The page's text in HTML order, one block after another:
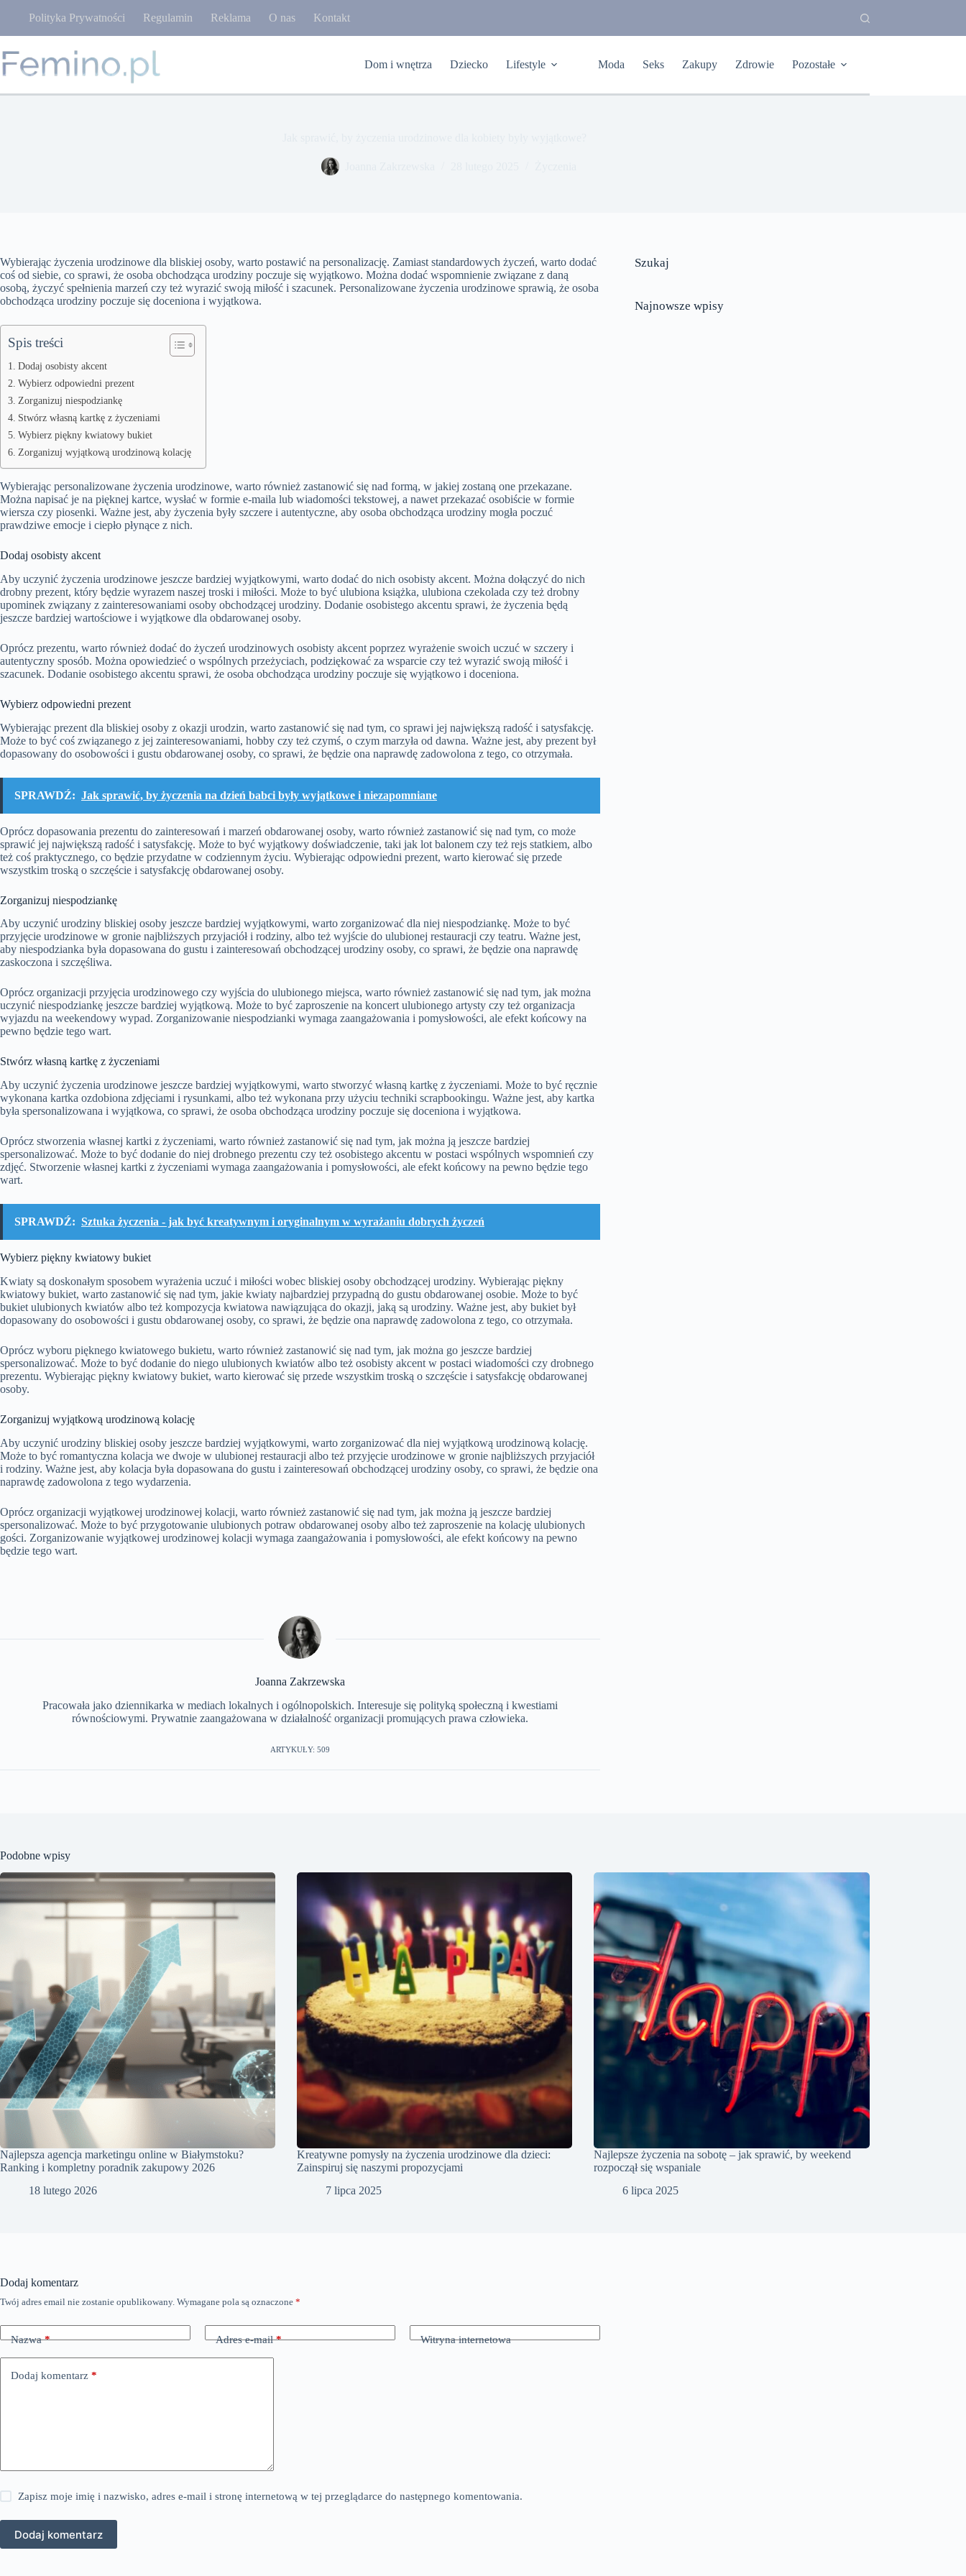
Polityka Prywatności Regulamin Reklama O nas Kontakt
Dom i wnętrza Dziecko Lifestyle Moda Seks Zakupy Zdrowie Pozostałe
Wybierając życzenia urodzinowe dla bliskiej osoby, warto postawić na personalizację. Zamiast standardowych życzeń, warto dodać
coś od siebie, co sprawi, że osoba obchodząca urodziny poczuje się wyjątkowo. Można dodać wspomnienie związane z daną
osobą, życzyć spełnienia marzeń czy też wyrazić swoją miłość i szacunek. Personalizowane życzenia urodzinowe sprawią, że osoba
obchodząca urodziny poczuje się doceniona i wyjątkowa.
Spis treści
Dodaj osobisty akcent
Wybierz odpowiedni prezent
Zorganizuj niespodziankę
Stwórz własną kartkę z życzeniami
Wybierz piękny kwiatowy bukiet
Zorganizuj wyjątkową urodzinową kolację
Wybierając personalizowane życzenia urodzinowe, warto również zastanowić się nad formą, w jakiej zostaną one przekazane.
Można napisać je na pięknej kartce, wysłać w formie e-maila lub wiadomości tekstowej, a nawet przekazać osobiście w formie
wiersza czy piosenki. Ważne jest, aby życzenia były szczere i autentyczne, aby osoba obchodząca urodziny mogła poczuć
prawdziwe emocje i ciepło płynące z nich.
Dodaj osobisty akcent
Aby uczynić życzenia urodzinowe jeszcze bardziej wyjątkowymi, warto dodać do nich osobisty akcent. Można dołączyć do nich
drobny prezent, który będzie wyrazem naszej troski i miłości. Może to być ulubiona książka, ulubiona czekolada czy też drobny
upominek związany z zainteresowaniami osoby obchodzącej urodziny. Dodanie osobistego akcentu sprawi, że życzenia będą
jeszcze bardziej wartościowe i wyjątkowe dla obdarowanej osoby.
Oprócz prezentu, warto również dodać do życzeń urodzinowych osobisty akcent poprzez wyrażenie swoich uczuć w szczery i
autentyczny sposób. Można opowiedzieć o wspólnych przeżyciach, podziękować za wsparcie czy też wyrazić swoją miłość i
szacunek. Dodanie osobistego akcentu sprawi, że osoba obchodząca urodziny poczuje się wyjątkowo i doceniona.
Wybierz odpowiedni prezent
Wybierając prezent dla bliskiej osoby z okazji urodzin, warto zastanowić się nad tym, co sprawi jej największą radość i satysfakcję.
Może to być coś związanego z jej zainteresowaniami, hobby czy też czymś, o czym marzyła od dawna. Ważne jest, aby prezent był
dopasowany do osobowości i gustu obdarowanej osoby, co sprawi, że będzie ona naprawdę zadowolona z tego, co otrzymała.
SPRAWDŹ: Jak sprawić, by życzenia na dzień babci były wyjątkowe i niezapomniane
Oprócz dopasowania prezentu do zainteresowań i marzeń obdarowanej osoby, warto również zastanowić się nad tym, co może
sprawić jej największą radość i satysfakcję. Może to być wyjątkowy doświadczenie, taki jak lot balonem czy też rejs statkiem, albo
też coś praktycznego, co będzie przydatne w codziennym życiu. Wybierając odpowiedni prezent, warto kierować się przede
wszystkim troską o szczęście i satysfakcję obdarowanej osoby.
Zorganizuj niespodziankę
Aby uczynić urodziny bliskiej osoby jeszcze bardziej wyjątkowymi, warto zorganizować dla niej niespodziankę. Może to być
przyjęcie urodzinowe w gronie najbliższych przyjaciół i rodziny, albo też wyjście do ulubionej restauracji czy teatru. Ważne jest,
aby niespodzianka była dopasowana do gustu i zainteresowań obchodzącej urodziny osoby, co sprawi, że będzie ona naprawdę
zaskoczona i szczęśliwa.
Oprócz organizacji przyjęcia urodzinowego czy wyjścia do ulubionego miejsca, warto również zastanowić się nad tym, jak można
uczynić niespodziankę jeszcze bardziej wyjątkową. Może to być zaproszenie na koncert ulubionego artysty czy też organizacja
wyjazdu na weekendowy wypad. Zorganizowanie niespodzianki wymaga zaangażowania i pomysłowości, ale efekt końcowy na
pewno będzie tego wart.
Stwórz własną kartkę z życzeniami
Aby uczynić życzenia urodzinowe jeszcze bardziej wyjątkowymi, warto stworzyć własną kartkę z życzeniami. Może to być ręcznie
wykonana kartka ozdobiona zdjęciami i rysunkami, albo też wykonana przy użyciu techniki scrapbookingu. Ważne jest, aby kartka
była spersonalizowana i wyjątkowa, co sprawi, że osoba obchodząca urodziny poczuje się doceniona i wyjątkowa.
Oprócz stworzenia własnej kartki z życzeniami, warto również zastanowić się nad tym, jak można ją jeszcze bardziej
spersonalizować. Może to być dodanie do niej drobnego prezentu czy też osobistego akcentu w postaci wspólnych wspomnień czy
zdjęć. Stworzenie własnej kartki z życzeniami wymaga zaangażowania i pomysłowości, ale efekt końcowy na pewno będzie tego
wart.
SPRAWDŹ: Sztuka życzenia - jak być kreatywnym i oryginalnym w wyrażaniu dobrych życzeń
Wybierz piękny kwiatowy bukiet
Kwiaty są doskonałym sposobem wyrażenia uczuć i miłości wobec bliskiej osoby obchodzącej urodziny. Wybierając piękny
kwiatowy bukiet, warto zastanowić się nad tym, jakie kwiaty najbardziej przypadną do gustu obdarowanej osobie. Może to być
bukiet ulubionych kwiatów albo też kompozycja kwiatowa nawiązująca do okazji, jaką są urodziny. Ważne jest, aby bukiet był
dopasowany do osobowości i gustu obdarowanej osoby, co sprawi, że będzie ona naprawdę zadowolona z tego, co otrzymała.
Oprócz wyboru pięknego kwiatowego bukietu, warto również zastanowić się nad tym, jak można go jeszcze bardziej
spersonalizować. Może to być dodanie do niego ulubionych kwiatów albo też osobisty akcent w postaci wiadomości czy drobnego
prezentu. Wybierając piękny kwiatowy bukiet, warto kierować się przede wszystkim troską o szczęście i satysfakcję obdarowanej
osoby.
Zorganizuj wyjątkową urodzinową kolację
Aby uczynić urodziny bliskiej osoby jeszcze bardziej wyjątkowymi, warto zorganizować dla niej wyjątkową urodzinową kolację.
Może to być romantyczna kolacja we dwoje w ulubionej restauracji albo też przyjęcie urodzinowe w gronie najbliższych przyjaciół
i rodziny. Ważne jest, aby kolacja była dopasowana do gustu i zainteresowań obchodzącej urodziny osoby, co sprawi, że będzie ona
naprawdę zadowolona z tego wydarzenia.
Oprócz organizacji wyjątkowej urodzinowej kolacji, warto również zastanowić się nad tym, jak można ją jeszcze bardziej
spersonalizować. Może to być przygotowanie ulubionych potraw obdarowanej osoby albo też zaproszenie na kolację ulubionych
gości. Zorganizowanie wyjątkowej urodzinowej kolacji wymaga zaangażowania i pomysłowości, ale efekt końcowy na pewno
będzie tego wart.
Joanna Zakrzewska
Pracowała jako dziennikarka w mediach lokalnych i ogólnopolskich. Interesuje się polityką społeczną i kwestiami
równościowymi. Prywatnie zaangażowana w działalność organizacji promujących prawa człowieka.
ARTYKUŁY: 509
Szukaj
Najnowsze wpisy
Podobne wpisy
Najlepsza agencja marketingu online w Białymstoku?
Ranking i kompletny poradnik zakupowy 2026
18 lutego 2026
Kreatywne pomysły na życzenia urodzinowe dla dzieci:
Zainspiruj się naszymi propozycjami
7 lipca 2025
Najlepsze życzenia na sobotę – jak sprawić, by weekend
rozpoczął się wspaniale
6 lipca 2025
Dodaj komentarz
Twój adres email nie zostanie opublikowany. Wymagane pola są oznaczone *
Nazwa* Adres e-mail* Witryna internetowa
Dodaj komentarz *
Zapisz moje imię i nazwisko, adres e-mail i stronę internetową w tej przeglądarce do następnego komentowania.
Dodaj komentarz